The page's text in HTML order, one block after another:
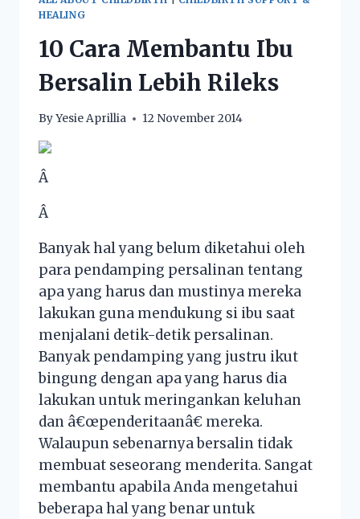
HEALING
10 Cara Membantu Ibu
Bersalin Lebih Rileks
ByYesie Aprillia 12 November 2014
Â
Â
Banyak hal yang belum diketahui oleh
para pendamping persalinan tentang
apa yang harus dan mustinya mereka
lakukan guna mendukung si ibu saat
menjalani detik-detik persalinan.
Banyak pendamping yang justru ikut
bingung dengan apa yang harus dia
lakukan untuk meringankan keluhan
dan â€œpenderitaanâ€ mereka.
Walaupun sebenarnya bersalin tidak
membuat seseorang menderita. Sangat
membantu apabila Anda mengetahui
beberapa hal yang benar untuk